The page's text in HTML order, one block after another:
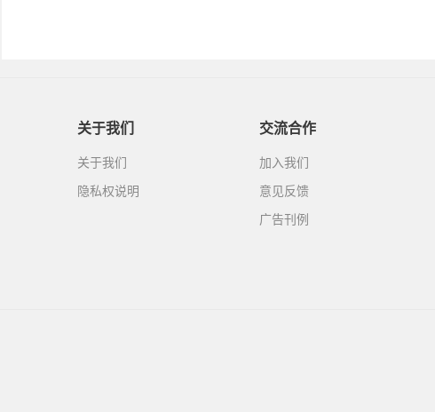
关于我们
关于我们
隐私权说明
交流合作
加入我们
意见反馈
广告刊例